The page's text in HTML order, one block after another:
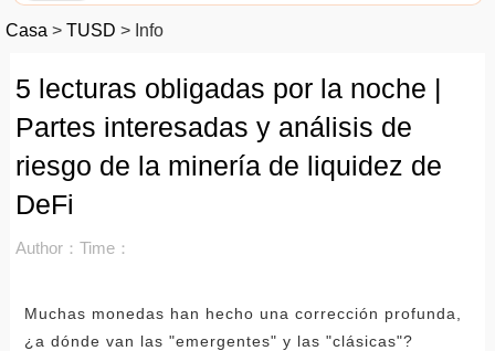
Casa > TUSD > Info
5 lecturas obligadas por la noche |
Partes interesadas y análisis de
riesgo de la minería de liquidez de
DeFi
Author： Time：
Muchas monedas han hecho una corrección profunda,
¿a dónde van las "emergentes" y las "clásicas"?